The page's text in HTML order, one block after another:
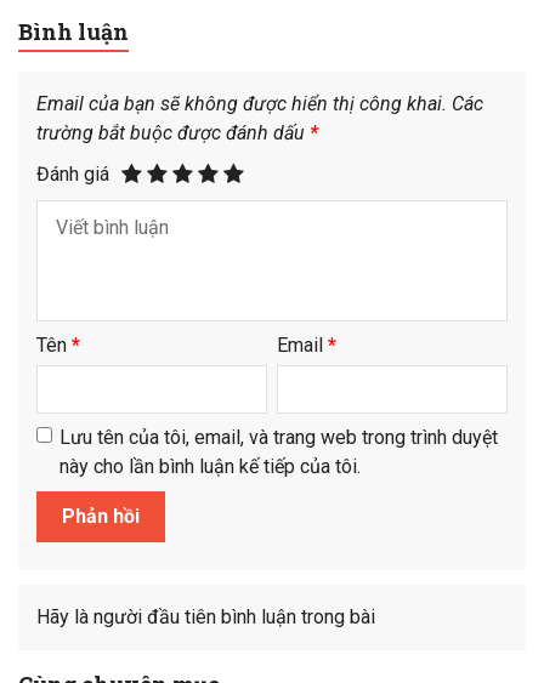
Bình luận
Email của bạn sẽ không được hiển thị công khai. Các
trường bắt buộc được đánh dấu *
Đánh giá
Tên * Email *
Lưu tên của tôi, email, và trang web trong trình duyệt
này cho lần bình luận kế tiếp của tôi.
Hãy là người đầu tiên bình luận trong bài